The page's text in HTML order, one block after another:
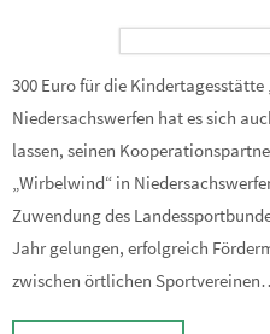
300 Euro für die Kindertagesstätte
Niedersachswerfen hat es sich
lassen, seinen
„Wirbelwind“ in
Zuwendung des
Jahr gelungen, erfolgreich
zwischen örtlichen